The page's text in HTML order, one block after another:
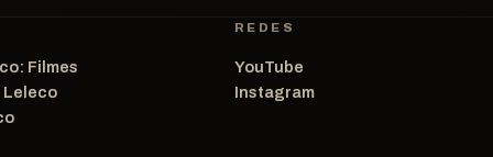
Filmes
Leleco
REDES
YouTube
Instagram